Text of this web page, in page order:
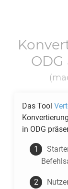
ODG
Das Tool
in ODG